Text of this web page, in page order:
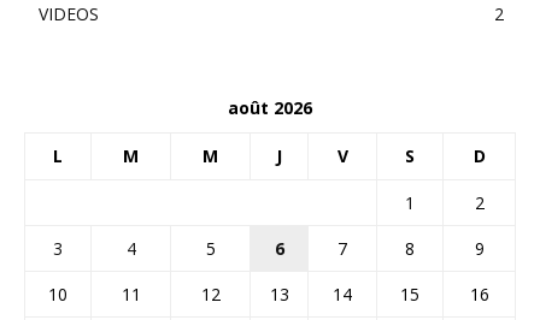
VIDEOS
2
août 2026
L M M J V S D
1
2
3
4 5 6 7 8
9
10
11 12 13 14 15
16